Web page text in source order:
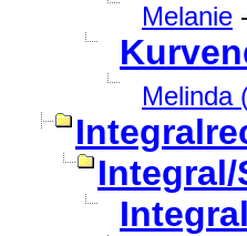
Melanie
Melinda